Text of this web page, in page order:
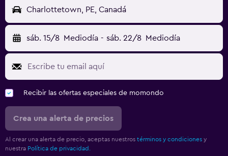
Charlottetown, PE, Canadá
sáb. 15/8 Mediodía - sáb. 22/8 Mediodía
Recibir las ofertas especiales de momondo
Crea una alerta de precios
Al crear una alerta de precio, aceptas nuestros términos y condiciones y
nuestra Política de privacidad.